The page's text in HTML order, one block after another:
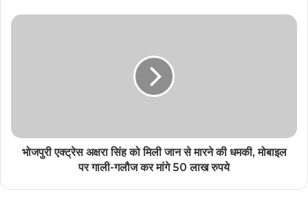
भोजपुरी एक्ट्रेस अक्षरा सिंह को मिली जान से मारने की धमकी, मोबाइल
पर गाली-गलौज कर मांगे 50 लाख रुपये